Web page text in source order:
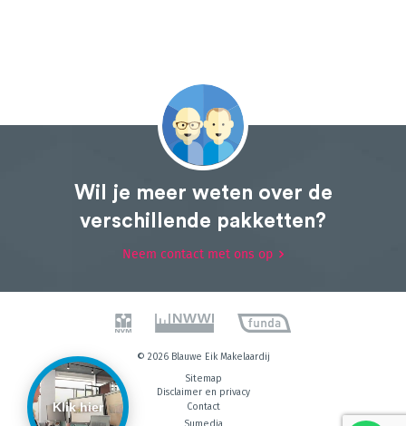
Wil je meer weten over de
verschillende pakketten?
Neem contact met ons op
© 2026 Blauwe Eik Makelaardij
Sitemap
Disclaimer en privacy
Contact
Sumedia
Klik hier